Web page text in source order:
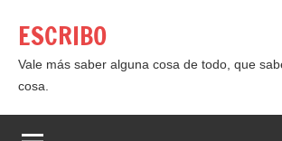
contenido
ESCRIBO
Vale más saber alguna cosa de todo, que
cosa.